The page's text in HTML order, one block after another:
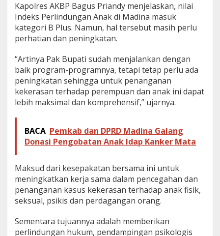
Kapolres AKBP Bagus Priandy menjelaskan, nilai
Indeks Perlindungan Anak di Madina masuk
kategori B Plus. Namun, hal tersebut masih perlu
perhatian dan peningkatan.
“Artinya Pak Bupati sudah menjalankan dengan
baik program-programnya, tetapi tetap perlu ada
peningkatan sehingga untuk penanganan
kekerasan terhadap perempuan dan anak ini dapat
lebih maksimal dan komprehensif,” ujarnya.
BACA Pemkab dan DPRD Madina Galang
Donasi Pengobatan Anak Idap Kanker Mata
Maksud dari kesepakatan bersama ini untuk
meningkatkan kerja sama dalam pencegahan dan
penanganan kasus kekerasan terhadap anak fisik,
seksual, psikis dan perdagangan orang.
Sementara tujuannya adalah memberikan
perlindungan hukum, pendampingan psikologis